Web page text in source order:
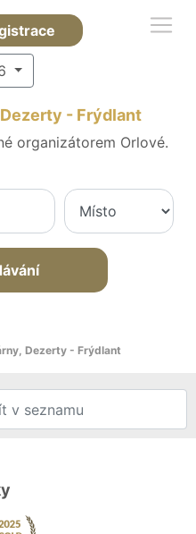
- Frýdlant
organizátorem Orlové.
Dezerty - Frýdlant